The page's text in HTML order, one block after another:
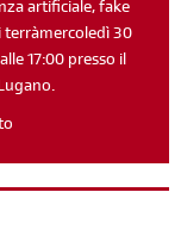
artificiale, fake
terràmercoledì 30
17:00 presso il